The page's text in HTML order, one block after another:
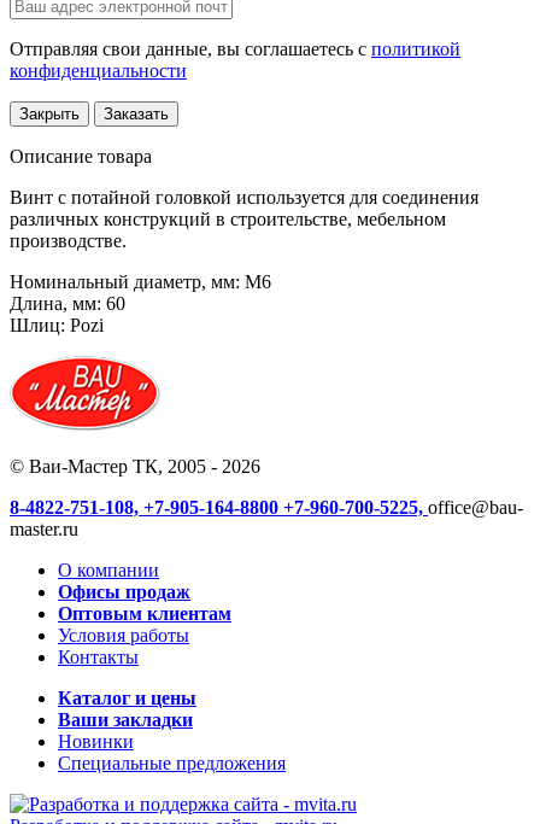
Отправляя свои данные, вы соглашаетесь с политикой
конфиденциальности
Закрыть Заказать
Описание товара
Винт с потайной головкой используется для соединения
различных конструкций в строительстве, мебельном
производстве.
Номинальный диаметр, мм: М6
Длина, мм: 60
Шлиц: Pozi
© Ваи-Мастер ТК, 2005 - 2026
8-4822-751-108, +7-905-164-8800 +7-960-700-5225, office@bau-
master.ru
О компании
Офисы продаж
Оптовым клиентам
Условия работы
Контакты
Каталог и цены
Ваши закладки
Новинки
Специальные предложения